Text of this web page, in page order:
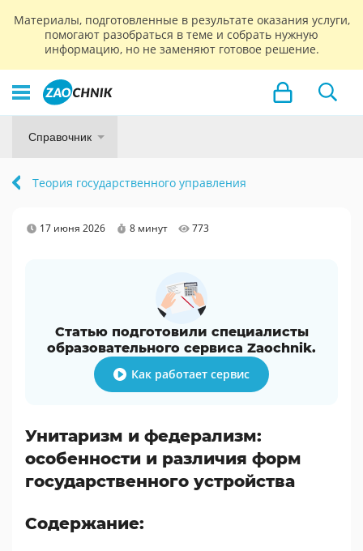
Материалы, подготовленные в результате оказания услуги,
помогают разобраться в теме и собрать нужную
информацию, но не заменяют готовое решение.
Справочник
Теория государственного управления
17 июня 2026 8 минут 773
Статью подготовили специалисты
образовательного сервиса Zaochnik.
Как работает сервис
Унитаризм и федерализм:
особенности и различия форм
государственного устройства
Содержание: